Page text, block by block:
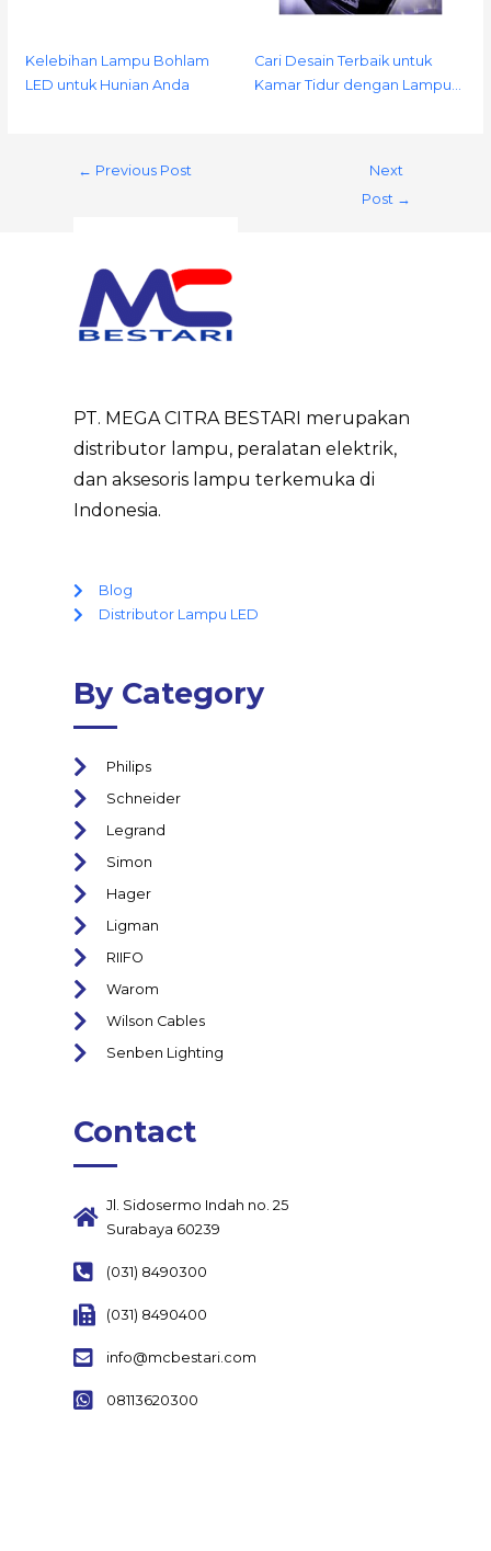
Kelebihan Lampu Bohlam
LED untuk Hunian Anda
Cari Desain Terbaik untuk
Kamar Tidur dengan Lampu…
← Previous Post
Next
Post →
PT. MEGA CITRA BESTARI merupakan
distributor lampu, peralatan elektrik,
dan aksesoris lampu terkemuka di
Indonesia.
Blog
Distributor Lampu LED
By Category
Philips
Schneider
Legrand
Simon
Hager
Ligman
RIIFO
Warom
Wilson Cables
Senben Lighting
Contact
Jl. Sidosermo Indah no. 25
Surabaya 60239
(031) 8490300
(031) 8490400
info@mcbestari.com
08113620300